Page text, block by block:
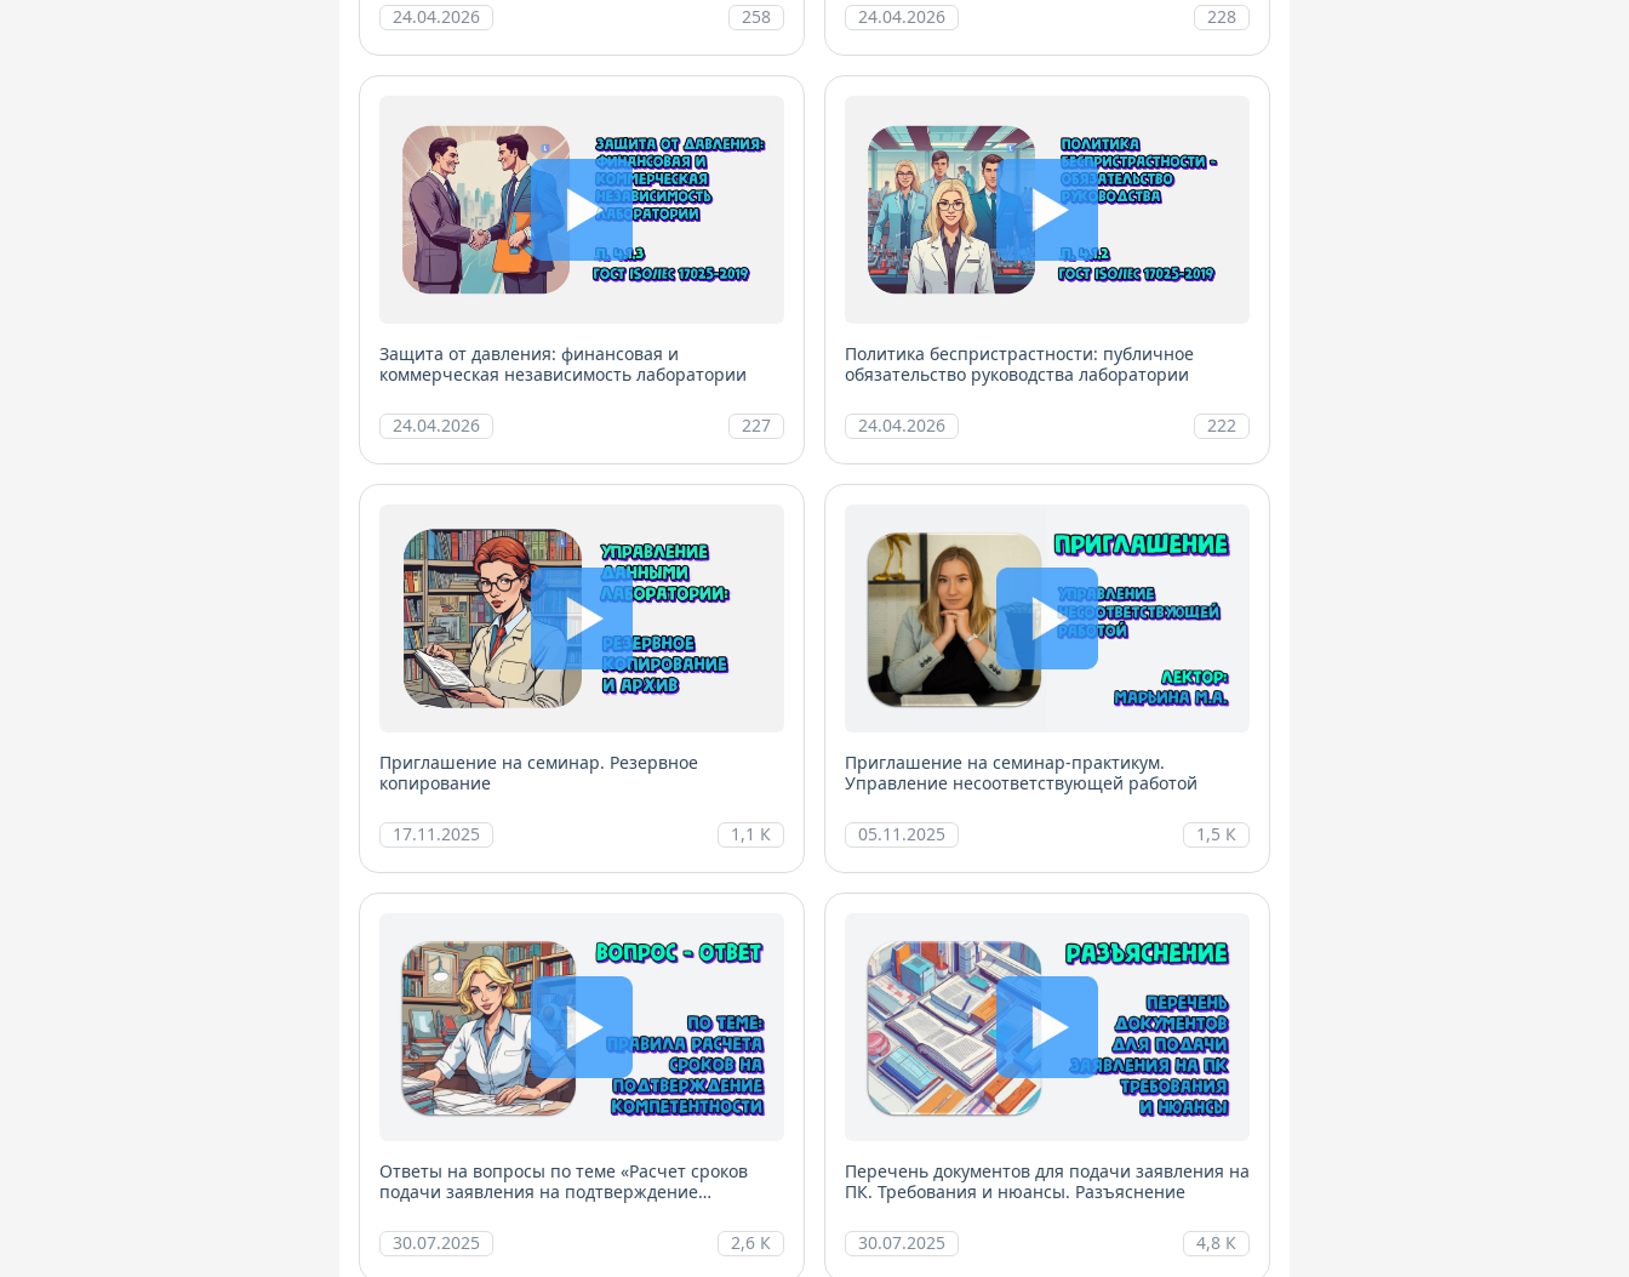
24.04.2026
258
24.04.2026
228
Защита от давления: финансовая и
коммерческая независимость лаборатории
24.04.2026 227
Политика беспристрастности: публичное
обязательство руководства лаборатории
24.04.2026 222
Приглашение на семинар. Резервное
копирование
17.11.2025 1,1 К
Приглашение на семинар-практикум.
Управление несоответствующей работой
05.11.2025 1,5 К
Ответы на вопросы по теме «Расчет сроков
подачи заявления на подтверждение
30.07.2025
2,6 К
Перечень документов для подачи заявления на
ПК. Требования и нюансы. Разъяснение
30.07.2025 4,8 К